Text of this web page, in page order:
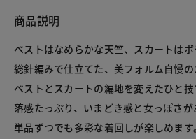
商品説明
ベストはなめらかな天竺、スカートは
総針編みで仕立てた、美フォルム自慢の
ベストとスカートの編地を変えたひと
落感たっぷり、いまどき感と女っぽさが
単品ずつでも多彩な着回しが楽しめます。